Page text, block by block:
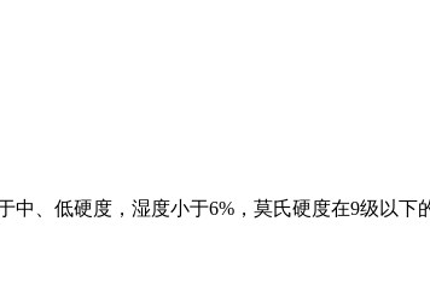
、低硬度，湿度小于6%，莫氏硬度在9级以